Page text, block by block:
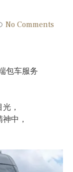
No Comments
包车服务
，
中，